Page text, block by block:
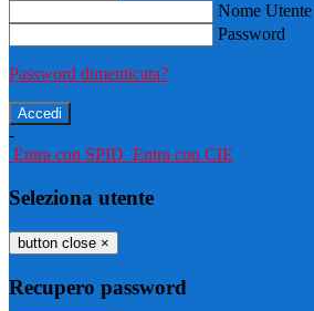
Nome Utente
Password
Password dimenticata?
-
Entra con SPID Entra con CIE
Seleziona utente
button close ×
Recupero password